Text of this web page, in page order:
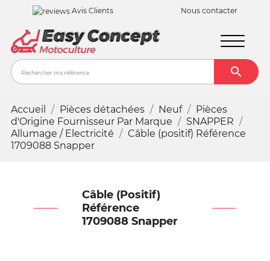
Avis Clients Nous contacter

Accueil Pièces détachées Neuf
Pièces
d'Origine Fournisseur Par Marque
SNAPPER
Allumage / Electricité
Câble (positif) Référence
1709088 Snapper
Câble (positif)
Référence
1709088 Snapper